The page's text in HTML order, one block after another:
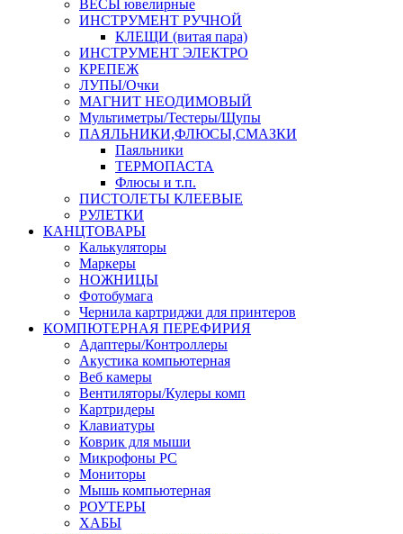
ВЕСЫ ювелирные
ИНСТРУМЕНТ РУЧНОЙ
КЛЕЩИ (витая пара)
ИНСТРУМЕНТ ЭЛЕКТРО
КРЕПЕЖ
ЛУПЫ/Очки
МАГНИТ НЕОДИМОВЫЙ
Мультиметры/Тестеры/Щупы
ПАЯЛЬНИКИ,ФЛЮСЫ,СМАЗКИ
Паяльники
ТЕРМОПАСТА
Флюсы и т.п.
ПИСТОЛЕТЫ КЛЕЕВЫЕ
РУЛЕТКИ
КАНЦТОВАРЫ
Калькуляторы
Маркеры
НОЖНИЦЫ
Фотобумага
Чернила картриджи для принтеров
КОМПЮТЕРНАЯ ПЕРЕФИРИЯ
Адаптеры/Контроллеры
Акустика компьютерная
Веб камеры
Вентиляторы/Кулеры комп
Картридеры
Клавиатуры
Коврик для мыши
Микрофоны PC
Мониторы
Мышь компьютерная
РОУТЕРЫ
ХАБЫ